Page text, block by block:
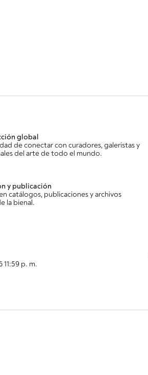
global
de conectar con curadores, galeristas y
del arte de todo el mundo.
y publicación
catálogos, publicaciones y archivos
la bienal.
11:59 p. m.